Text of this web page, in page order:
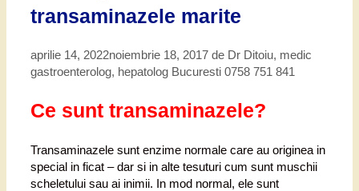
transaminazele marite
aprilie 14, 2022noiembrie 18, 2017 de Dr Ditoiu, medic
gastroenterolog, hepatolog Bucuresti 0758 751 841
Ce sunt transaminazele?
Transaminazele sunt enzime normale care au originea in
special in ficat – dar si in alte tesuturi cum sunt muschii
scheletului sau ai inimii. In mod normal, ele sunt